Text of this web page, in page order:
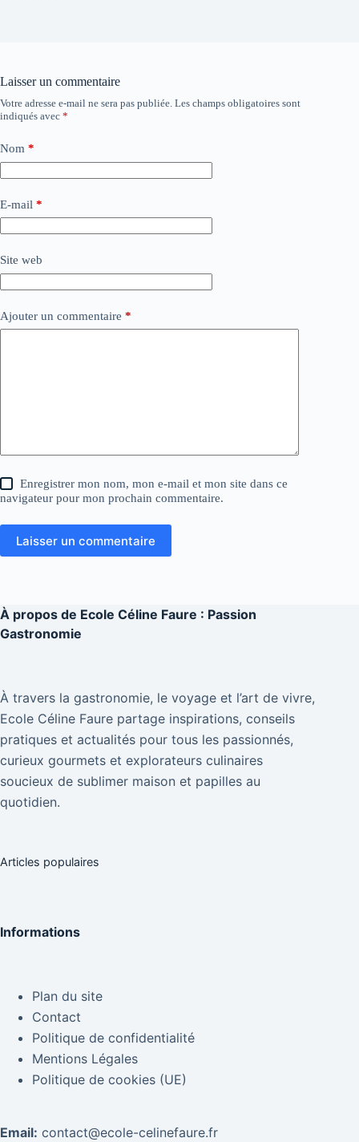
Laisser un commentaire
Votre adresse e-mail ne sera pas publiée. Les champs obligatoires sont
indiqués avec *
Nom *
E-mail *
Site web
Ajouter un commentaire *
Enregistrer mon nom, mon e-mail et mon site dans ce
navigateur pour mon prochain commentaire.
Laisser un commentaire
À propos de Ecole Céline Faure : Passion
Gastronomie
À travers la gastronomie, le voyage et l’art de vivre,
Ecole Céline Faure partage inspirations, conseils
pratiques et actualités pour tous les passionnés,
curieux gourmets et explorateurs culinaires
soucieux de sublimer maison et papilles au
quotidien.
Articles populaires
Informations
Plan du site
Contact
Politique de confidentialité
Mentions Légales
Politique de cookies (UE)
Email: contact@ecole-celinefaure.fr